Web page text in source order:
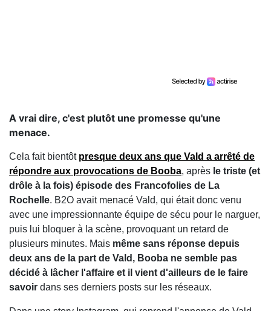
A vrai dire, c'est plutôt une promesse qu'une
menace.
Cela fait bientôt presque deux ans que Vald a arrêté de
répondre aux provocations de Booba, après le triste (et
drôle à la fois) épisode des Francofolies de La
Rochelle. B2O avait menacé Vald, qui était donc venu
avec une impressionnante équipe de sécu pour le narguer,
puis lui bloquer à la scène, provoquant un retard de
plusieurs minutes. Mais même sans réponse depuis
deux ans de la part de Vald, Booba ne semble pas
décidé à lâcher l'affaire et il vient d'ailleurs de le faire
savoir dans ses derniers posts sur les réseaux.